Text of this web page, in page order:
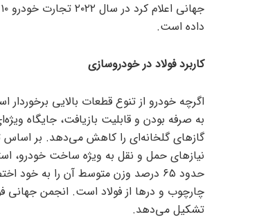
داده است.
کاربرد فولاد در خودروسازی
اگرچه خودرو از تنوع قطعات بالایی برخوردار
به صرفه بودن و قابلیت بازیافت، جایگاه
نیاز‌های حمل و نقل به ویژه ساخت خودرو،
تشکیل می‌دهد.